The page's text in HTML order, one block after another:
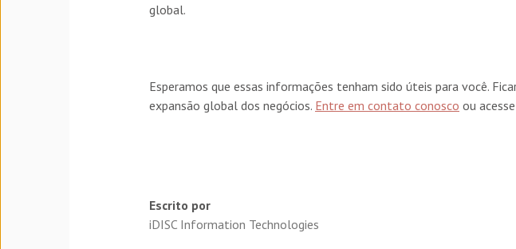
global.
Esperamos que essas informações tenham sido úteis para você.
expansão global dos negócios. Entre em contato conosco ou
Escrito por
iDISC Information Technologies